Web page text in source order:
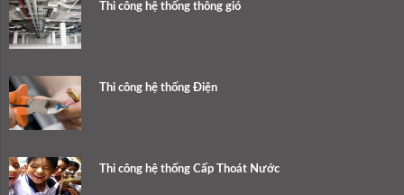
Thi công hệ thống thông gió
Thi công hệ thống Điện
Thi công hệ thống Cấp Thoát Nước